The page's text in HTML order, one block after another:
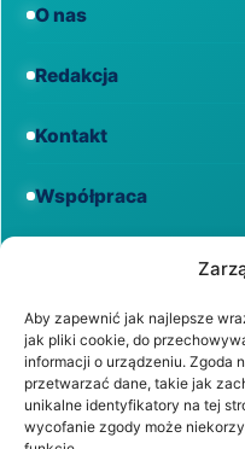
Aby zapewnić jak najlepsze
jak pliki cookie, do
informacji o urządzeniu. Zgoda
przetwarzać dane, takie jak
unikalne identyfikatory na tej
wycofanie zgody może
O nas
Redakcja
Kontakt
Współpraca
Regulamin
Polityka prywatności